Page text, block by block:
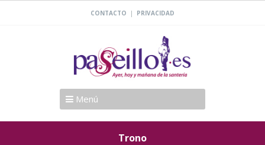
CONTACTO | PRIVACIDAD
Menú
Trono